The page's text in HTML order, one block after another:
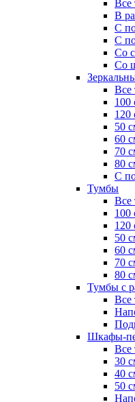
Все
В
С
С
Со
Со
Все
100
120
50
60
70
80
С
Тумбы
Все
100
120
50
60
70
80
Тумбы с
Все
Шкафы-
Все
30
40
50